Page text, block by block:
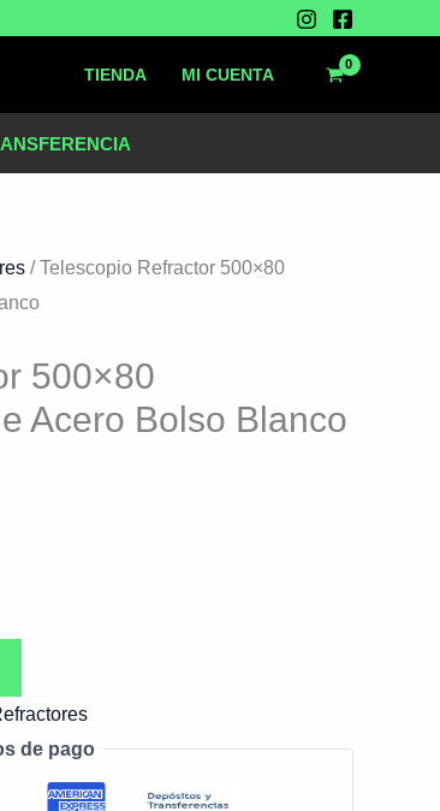
TIENDA MI CUENTA
/ Telescopio Refractor 500×80
500×80
Acero Bolso Blanco
de pago